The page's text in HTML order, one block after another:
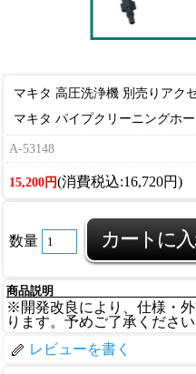
マキタ 高圧洗浄機 別売りアク
マキタ パイプクリーニングホ
A-53148
15,200円(消費税込:16,720円)
数量
商品説明
※開発改良により、仕様・
ります。予めご了承ください
レビューを書く